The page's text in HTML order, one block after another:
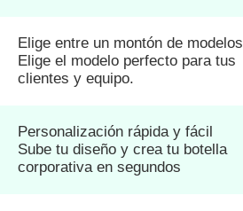
Elige entre un montón de modelos
Elige el modelo perfecto para tus
clientes y equipo.
Personalización rápida y fácil
Sube tu diseño y crea tu botella
corporativa en segundos